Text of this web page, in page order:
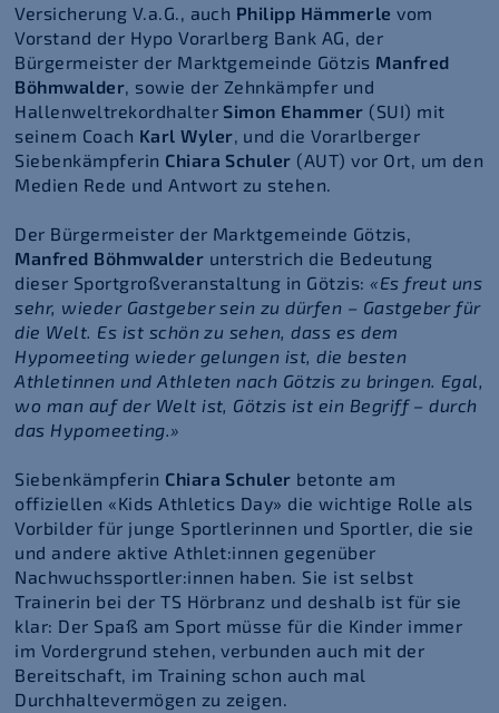
Versicherung V.a.G., auch Philipp Hämmerle vom
Vorstand der Hypo Vorarlberg Bank AG, der
Bürgermeister der Marktgemeinde Götzis Manfred
Böhmwalder, sowie der Zehnkämpfer und
Hallenweltrekordhalter Simon Ehammer (SUI) mit
seinem Coach Karl Wyler, und die Vorarlberger
Siebenkämpferin Chiara Schuler (AUT) vor Ort, um den
Medien Rede und Antwort zu stehen.
Der Bürgermeister der Marktgemeinde Götzis,
Manfred Böhmwalder unterstrich die Bedeutung
dieser Sportgroßveranstaltung in Götzis: «Es freut uns
sehr, wieder Gastgeber sein zu dürfen – Gastgeber für
die Welt. Es ist schön zu sehen, dass es dem
Hypomeeting wieder gelungen ist, die besten
Athletinnen und Athleten nach Götzis zu bringen. Egal,
wo man auf der Welt ist, Götzis ist ein Begriff – durch
das Hypomeeting.»
Siebenkämpferin Chiara Schuler betonte am
offiziellen «Kids Athletics Day» die wichtige Rolle als
Vorbilder für junge Sportlerinnen und Sportler, die sie
und andere aktive Athlet:innen gegenüber
Nachwuchssportler:innen haben. Sie ist selbst
Trainerin bei der TS Hörbranz und deshalb ist für sie
klar: Der Spaß am Sport müsse für die Kinder immer
im Vordergrund stehen, verbunden auch mit der
Bereitschaft, im Training schon auch mal
Durchhaltevermögen zu zeigen.